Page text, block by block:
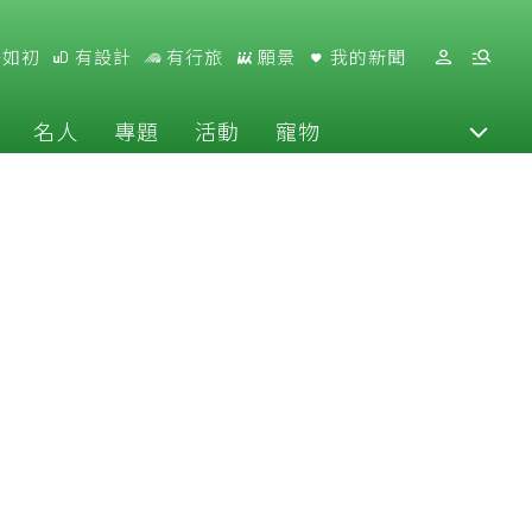
初 有設計 有行旅 願景 我的新聞
名人 專題 活動 寵物